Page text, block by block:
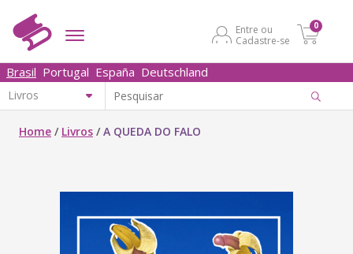
Entre ou
Cadastre-se
0
Brasil Portugal España Deutschland
Home / Livros /A QUEDA DO FALO